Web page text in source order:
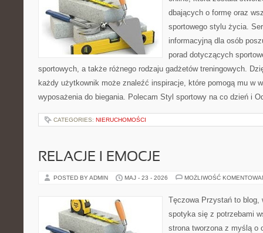
dbających o formę oraz
sportowego stylu życia.
informacyjną dla osób
porad dotyczących
sportowych, a także różnego rodzaju gadżetów treningowych.
każdy użytkownik może znaleźć inspiracje, które pomogą mu w
wyposażenia do biegania. Polecam Styl sportowy na co dzień i
CATEGORIES: NIERUCHOMOŚCI
RELACJE I EMOCJE
POSTED BY ADMIN MAJ - 23 - 2026 MOŻLIWOŚĆ
Tęczowa Przystań to blog,
spotyka się z potrzebami
strona tworzona z myślą o